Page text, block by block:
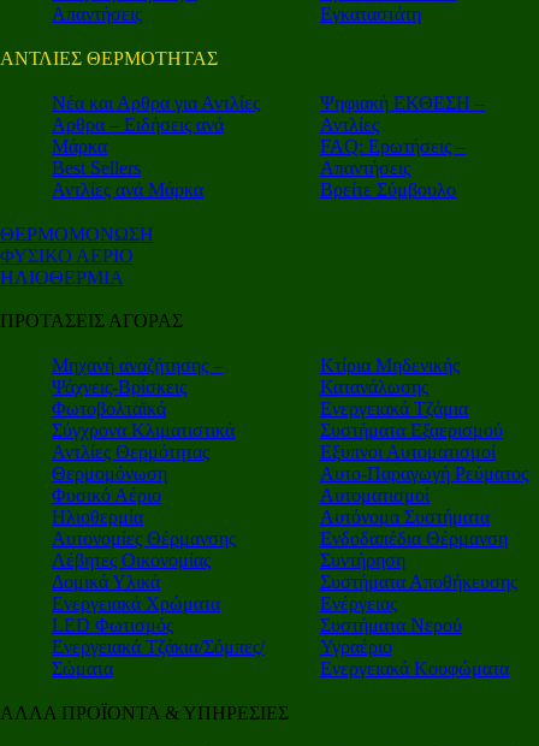
Απαντήσεις
Εγκαταστάτη
ΑΝΤΛΙΕΣ ΘΕΡΜΟΤΗΤΑΣ
Nέα και Αρθρα για Αντλίες
Αρθρα – Ειδήσεις ανά
Μάρκα
Best Sellers
Αντλίες ανά Μάρκα
Ψηφιακή ΕΚΘΕΣΗ –
Αντλίες
FAQ: Ερωτήσεις –
Απαντήσεις
Βρείτε Σύμβουλο
ΘΕΡΜΟΜΟΝΩΣΗ
ΦΥΣΙΚΟ ΑΕΡΙΟ
ΗΛΙΟΘΕΡΜΙΑ
ΠΡΟΤΑΣΕΙΣ ΑΓΟΡΑΣ
Μηχανή αναζήτησης –
Ψάχνεις-Βρίσκεις
Φωτοβολταϊκά
Σύγχρονα Κλιματιστικά
Αντλίες Θερμότητας
Θερμομόνωση
Φυσικό Αέριο
Ηλιοθερμία
Αυτονομίες Θέρμανσης
Λέβητες Οικονομίας
Δομικά Υλικά
Ενεργειακά Χρώματα
LED Φωτισμός
Ενεργειακά Τζάκια/Σόμπες/
Σώματα
Κτίρια Μηδενικής
Κατανάλωσης
Ενεργειακά Τζάμια
Συστήματα Εξαερισμού
Εξυπνοι Αυτοματισμοί
Αυτο-Παραγωγή Ρεύματος
Αυτοματισμοί
Αυτόνομα Συστήματα
Ενδοδαπέδια Θέρμανση
Συντήρηση
Συστήματα Αποθήκευσης
Ενέργειας
Συστήματα Νερού
Υγραέριο
Ενεργειακά Κουφώματα
ΑΛΛΑ ΠΡΟΪΟΝΤΑ & ΥΠΗΡΕΣΙΕΣ